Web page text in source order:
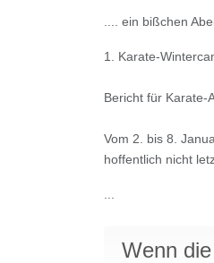
.... ein bißchen
1. Karate-
Bericht für Karate-
Vom 2. bis 8.
hoffentlich nicht
Wenn